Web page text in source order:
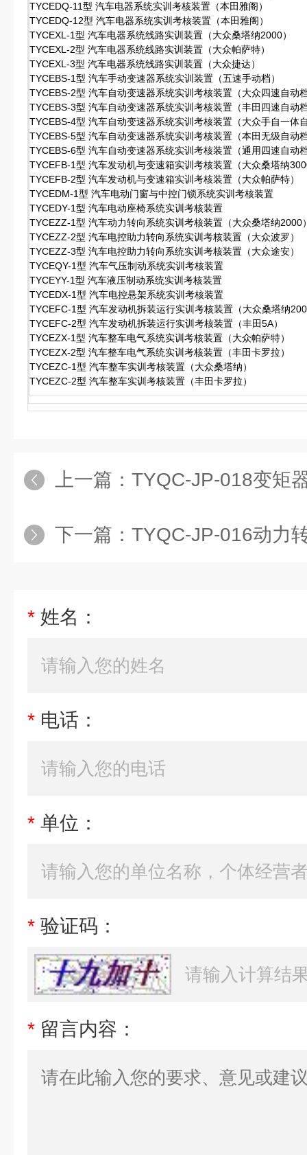
TYCEDQ-11型 汽车电器系统实训考核装置（本田雅阁）
TYCEDQ-12型 汽车电器系统实训考核装置（本田雅阁）
TYCEXL-1型 汽车电器系统线路实训装置（大众桑塔纳2000）
TYCEXL-2型 汽车电器系统线路实训装置（大众帕萨特）
TYCEXL-3型 汽车电器系统线路实训装置（大众捷达）
TYCEBS-1型 汽车手动变速器系统实训装置（五速手动档）
TYCEBS-2型 汽车自动变速器系统实训考核装置（大众四速自动
TYCEBS-3型 汽车自动变速器系统实训考核装置（丰田四速自动
TYCEBS-4型 汽车自动变速器系统实训考核装置（大众手自一体
TYCEBS-5型 汽车自动变速器系统实训考核装置（本田无级自动
TYCEBS-6型 汽车自动变速器系统实训考核装置（通用四速自动
TYCEFB-1型 汽车发动机与变速箱实训考核装置（大众桑塔纳
TYCEFB-2型 汽车发动机与变速箱实训考核装置（大众帕萨特）
TYCEDM-1型 汽车电动门窗与中控门锁系统实训考核装置
TYCEDY-1型 汽车电动座椅系统实训考核装置
TYCEZZ-1型 汽车动力转向系统实训考核装置（大众桑塔纳2000
TYCEZZ-2型 汽车电控助力转向系统实训考核装置（大众波罗）
TYCEZZ-3型 汽车电控助力转向系统实训考核装置（大众途安）
TYCEQY-1型 汽车气压制动系统实训考核装置
TYCEYY-1型 汽车液压制动系统实训考核装置
TYCEDX-1型 汽车电控悬架系统实训考核装置
TYCEFC-1型 汽车发动机拆装运行实训考核装置（大众桑塔纳
TYCEFC-2型 汽车发动机拆装运行实训考核装置（丰田5A）
TYCEZX-1型 汽车整车电气系统实训考核装置（大众帕萨特）
TYCEZX-2型 汽车整车电气系统实训考核装置（丰田卡罗拉）
TYCEZC-1型 汽车整车实训考核装置（大众桑塔纳）
TYCEZC-2型 汽车整车实训考核装置（丰田卡罗拉）
上一篇： TYQC-JP-018变矩器解剖
下一篇： TYQC-JP-016动力转向器解
* 姓名：
* 电话：
* 单位：
* 验证码：
* 留言内容：